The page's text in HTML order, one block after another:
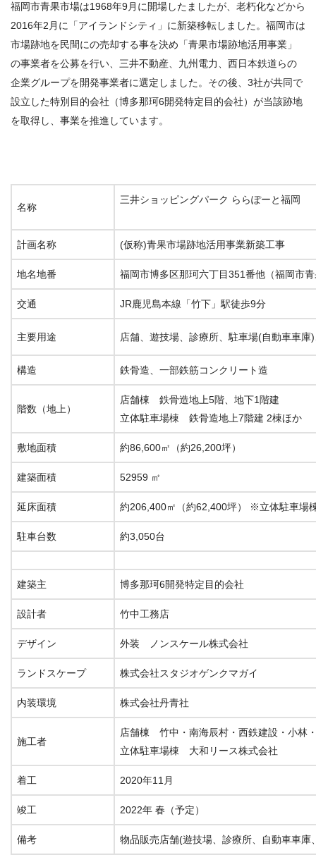
福岡市青果市場は1968年9月に開場したましたが、老朽化などから
2016年2月に「アイランドシティ」に新築移転しました。福岡市は
市場跡地を民間にの売却する事を決め「青果市場跡地活用事業」
の事業者を公募を行い、三井不動産、九州電力、西日本鉄道らの
企業グループを開発事業者に選定しました。その後、3社が共同で
設立した特別目的会社（博多那珂6開発特定目的会社）が当該跡地
を取得し、事業を推進しています。
名称
三井ショッピングパーク ららぽーと福岡
計画名称 (仮称)青果市場跡地活用事業新築工事
地名地番 福岡市博多区那珂六丁目351番他（福岡市
交通 JR鹿児島本線「竹下」駅徒歩9分
主要用途 店舗、遊技場、診療所、駐車場(自動車車庫
構造 鉄骨造、一部鉄筋コンクリート造
階数（地上）
店舗棟 鉄骨造地上5階、地下1階建
立体駐車場棟 鉄骨造地上7階建 2棟ほか
敷地面積 約86,600㎡（約26,200坪）
建築面積 52959 ㎡
延床面積 約206,400㎡（約62,400坪） ※立体駐車場
駐車台数 約3,050台
建築主 博多那珂6開発特定目的会社
設計者 竹中工務店
デザイン 外装 ノンスケール株式会社
ランドスケープ 株式会社スタジオゲンクマガイ
内装環境 株式会社丹青社
施工者
店舗棟 竹中・南海辰村・西鉄建設・小林
立体駐車場棟 大和リース株式会社
着工 2020年11月
竣工 2022年 春（予定）
備考 物品販売店舗(遊技場、診療所、自動車車庫